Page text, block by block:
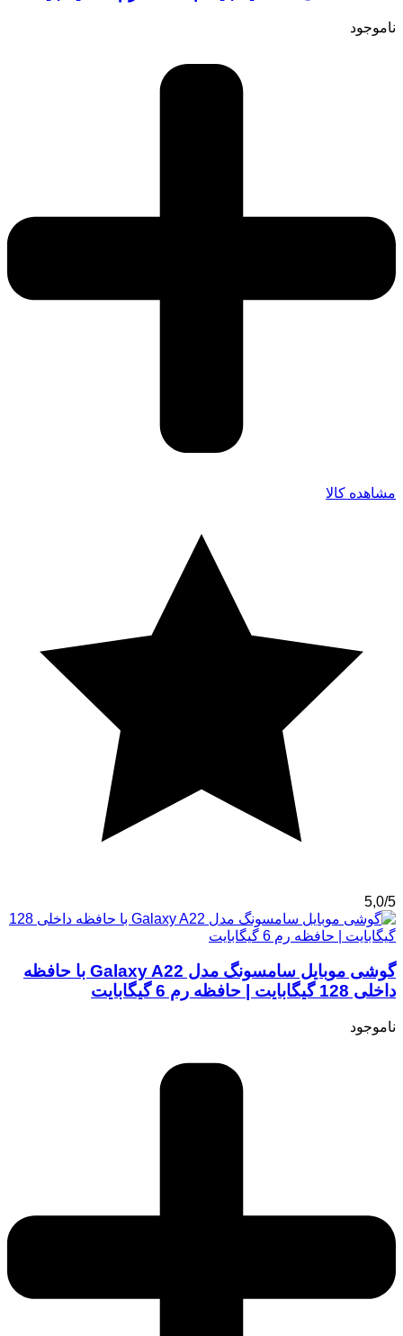
ناموجود
مشاهده کالا
5,0/5
گوشی موبایل سامسونگ مدل Galaxy A22 با حافظه
داخلی 128 گیگابایت | حافظه رم 6 گیگابایت
ناموجود